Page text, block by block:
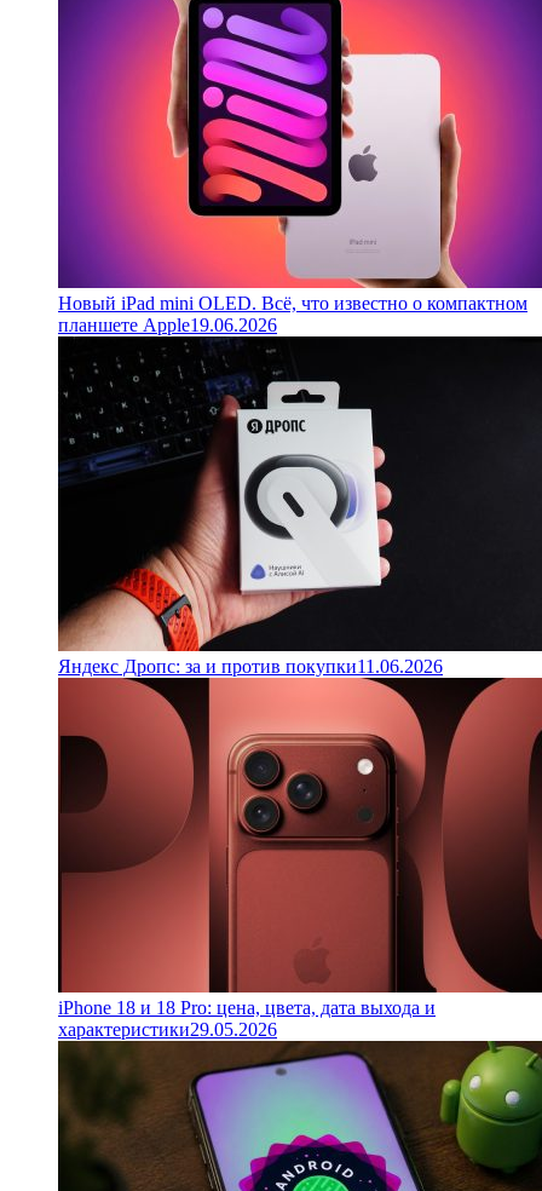
Новый iPad mini OLED. Всё, что известно о компактном
планшете Apple19.06.2026
Яндекс Дропс: за и против покупки11.06.2026
iPhone 18 и 18 Pro: цена, цвета, дата выхода и
характеристики29.05.2026